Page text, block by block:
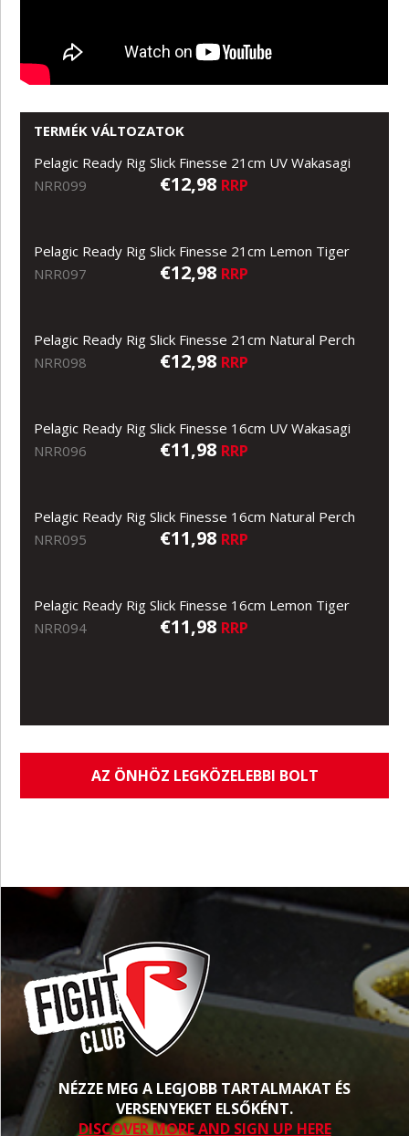
TERMÉK VÁLTOZATOK
Pelagic Ready Rig Slick Finesse 21cm UV Wakasagi
NRR099
€12,98 RRP
Pelagic Ready Rig Slick Finesse 21cm Lemon Tiger
NRR097
€12,98 RRP
Pelagic Ready Rig Slick Finesse 21cm Natural Perch
NRR098
€12,98 RRP
Pelagic Ready Rig Slick Finesse 16cm UV Wakasagi
NRR096
€11,98 RRP
Pelagic Ready Rig Slick Finesse 16cm Natural Perch
NRR095
€11,98 RRP
Pelagic Ready Rig Slick Finesse 16cm Lemon Tiger
NRR094
€11,98 RRP
AZ ÖNHÖZ LEGKÖZELEBBI BOLT
NÉZZE MEG A LEGJOBB TARTALMAKAT ÉS
VERSENYEKET ELSŐKÉNT.
DISCOVER MORE AND SIGN UP HERE